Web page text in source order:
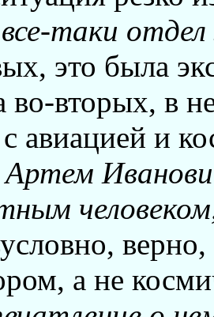
таки отдел
это была
вторых, в
авиацией и
Артем
а не